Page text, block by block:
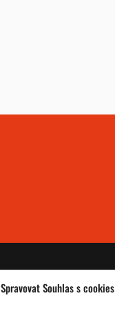
Spravovat Souhlas s cookies